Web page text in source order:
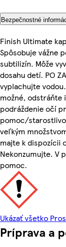
Bezpečnostné
Finish Ultimate
Spôsobuje vážne
subtilizín. Môže
dosahu detí. PO
vyplachujte
možné, odstráňte
podráždenie očí
pomoc/
veľkým
majte k dispozícii
Nekonzumujte. V
pomoc.
Ukázať všetko
Príprava a